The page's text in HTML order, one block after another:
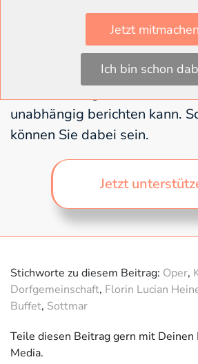
unabhängig und frei von
Seine Inhalte liefert es für
und ohne Paywall auf
magazin.de. Aus
unabhängig berichten kann.
können Sie dabei sein.
Jetzt
Stichworte zu diesem Beitrag: Oper,
Dorfgemeinschaft, Florin Lucian
Buffet, Sottmar
Teile diesen Beitrag gern mit Deinen
Media.
Jetzt mitmachen
Ich bin schon